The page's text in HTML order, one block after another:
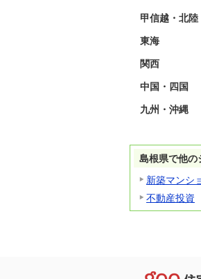
甲信越・北陸
東海
関西
中国・四国
九州・沖縄
島根県で他の
新築マンシ
不動産投資